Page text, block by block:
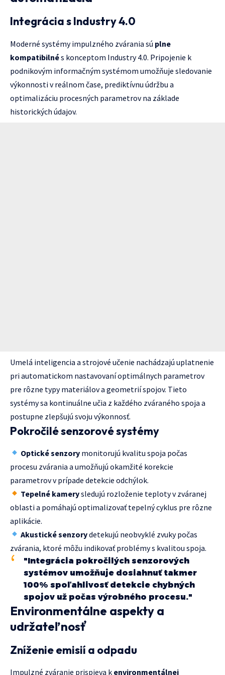
Integrácia s Industry 4.0
Moderné systémy impulzného zvárania sú plne
kompatibilnés konceptom Industry 4.0. Pripojenie k
podnikovým informačným systémom umožňuje sledovanie
výkonnosti v reálnom čase, prediktívnu údržbu a
optimalizáciu procesných parametrov na základe
historických údajov.
Umelá inteligencia a strojové učenie nachádzajú uplatnenie
pri automatickom nastavovaní optimálnych parametrov
pre rôzne typy materiálov a geometrií spojov. Tieto
systémy sa kontinuálne učia z každého zváraného spoja a
postupne zlepšujú svoju výkonnosť.
Pokročilé senzorové systémy
Optické senzory monitorujú kvalitu spoja počas
procesu zvárania a umožňujú okamžité korekcie
parametrov v prípade detekcie odchýlok.
Tepelné kamerysledujú rozloženie teploty v zváranej
oblasti a pomáhajú optimalizovať tepelný cyklus pre rôzne
aplikácie.
Akustické senzorydetekujú neobvyklé zvuky počas
zvárania, ktoré môžu indikovať problémy s kvalitou spoja.
"Integrácia pokročilých senzorových
systémov umožňuje dosiahnuť takmer
100% spoľahlivosť detekcie chybných
spojov už počas výrobného procesu."
Environmentálne aspekty a
udržateľnosť
Zníženie emisií a odpadu
Impulzné zváranie prispieva k environmentálnej